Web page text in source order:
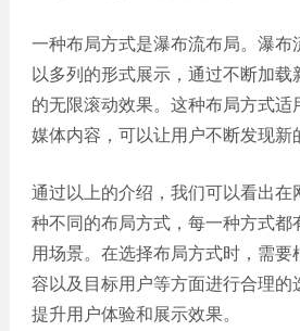
一种布局方式是瀑布流布局。瀑布
以多列的形式展示，通过不断加
的无限滚动效果。这种布局方式
媒体内容，可以让用户不断发现新
通过以上的介绍，我们可以看出在
种不同的布局方式，每一种方式
用场景。在选择布局方式时，需要
容以及目标用户等方面进行合理
提升用户体验和展示效果。